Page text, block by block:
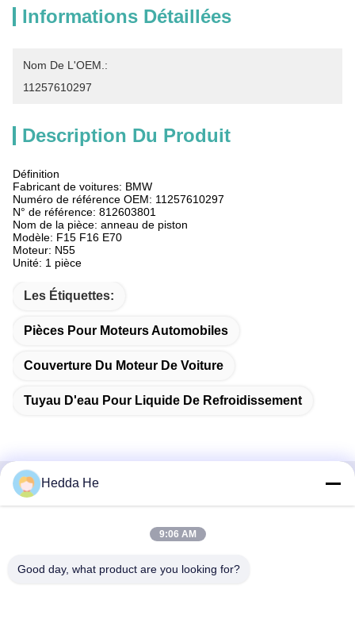
Informations Détaillées
Nom De L'OEM.:
11257610297
Description Du Produit
Définition
Fabricant de voitures: BMW
Numéro de référence OEM: 11257610297
N° de référence: 812603801
Nom de la pièce: anneau de piston
Modèle: F15 F16 E70
Moteur: N55
Unité: 1 pièce
Les Étiquettes:
Pièces Pour Moteurs Automobiles
Couverture Du Moteur De Voiture
Tuyau D'eau Pour Liquide De Refroidissement
Contactez rapidement
Ouest, quartier central des affaires de Wuhan, ville de
Hedda He
9:06 AM
Good day, what product are you looking for?